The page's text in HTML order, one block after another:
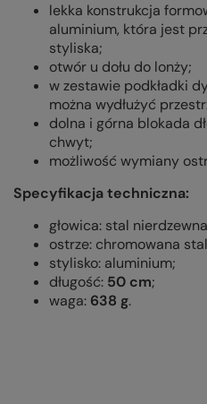
lekka konstrukcja
aluminium, która jest
styliska;
otwór u dołu do lonży;
w zestawie podkładki
można wydłużyć
dolna i górna blokada
chwyt;
możliwość wymiany
Specyfikacja techniczna:
głowica: stal
ostrze: chromowana
stylisko: aluminium;
długość: 50 cm;
waga: 638 g.